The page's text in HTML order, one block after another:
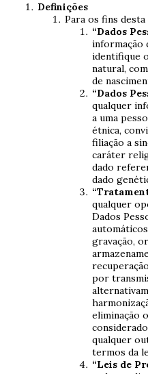
Definições
Para os fins
“Dados
informação
identifique
natural,
de
“Dados
qualquer
a uma
étnica,
filiação a
caráter
dado
dado
qualquer
Dados
gravação,
por
eliminação
qualquer
termos da
“Leis de